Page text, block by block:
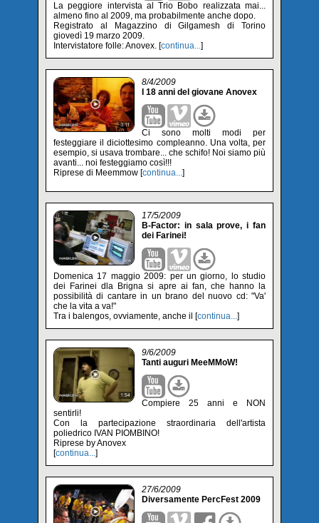
La peggiore intervista al Trio Bobo realizzata mai...
almeno fino al 2009, ma probabilmente anche dopo.
Registrato al Magazzino di Gilgamesh di Torino
giovedì 19 marzo 2009.
Intervistatore folle: Anovex. [continua...]
8/4/2009
I 18 anni del giovane Anovex
Ci sono molti modi per
festeggiare il diciottesimo compleanno. Una volta, per
esempio, si usava trombare... che schifo! Noi siamo più
avanti... noi festeggiamo così!!!
Riprese di Meemmow [continua...]
17/5/2009
B-Factor: in sala prove, i fan
dei Farinei!
Domenica 17 maggio 2009: per un giorno, lo studio
dei Farinei dla Brigna si apre ai fan, che hanno la
possibilità di cantare in un brano del nuovo cd: "Va'
che la vita a va!"
Tra i balengos, ovviamente, anche il [continua...]
9/6/2009
Tanti auguri MeeMMoW!
Compiere 25 anni e NON
sentirli!
Con la partecipazione straordinaria dell'artista
poliedrico IVAN PIOMBINO!
Riprese by Anovex
[continua...]
27/6/2009
Diversamente PercFest 2009